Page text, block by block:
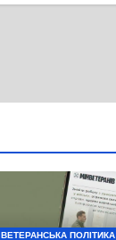
ВЕТЕРАНСЬКА ПОЛІТИКА